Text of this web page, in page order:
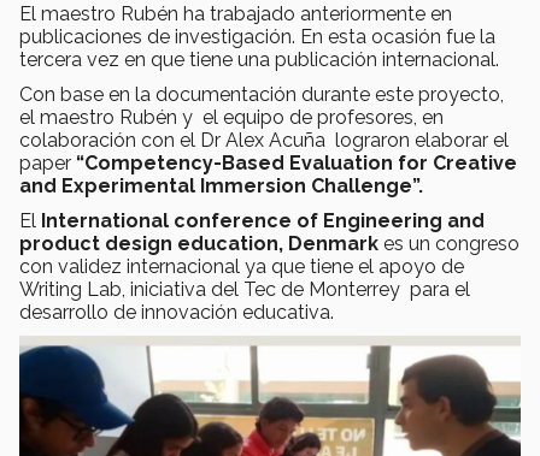
El maestro Rubén ha trabajado anteriormente en
publicaciones de investigación. En esta ocasión fue la
tercera vez en que tiene una publicación internacional.
Con base en la documentación durante este proyecto,
el maestro Rubén y el equipo de profesores, en
colaboración con el Dr Alex Acuña lograron elaborar el
paper “Competency-Based Evaluation for Creative
and Experimental Immersion Challenge”.
El International conference of Engineering and
product design education, Denmark es un congreso
con validez internacional ya que tiene el apoyo de
Writing Lab, iniciativa del Tec de Monterrey para el
desarrollo de innovación educativa.